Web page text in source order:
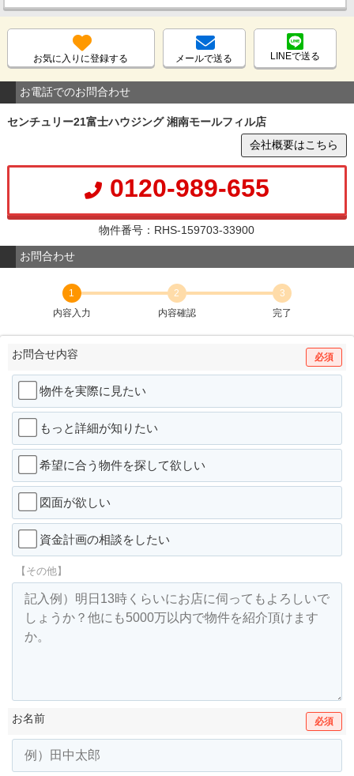
お気に入りに登録する メールで送る LINEで送る
お電話でのお問合わせ
センチュリー21富士ハウジング 湘南モールフィル店
会社概要はこちら
0120-989-655
物件番号：RHS-159703-33900
お問合わせ
1
内容入力
2
内容確認
3
完了
お問合せ内容 必須
物件を実際に見たい
もっと詳細が知りたい
希望に合う物件を探して欲しい
図面が欲しい
資金計画の相談をしたい
【その他】
お名前 必須